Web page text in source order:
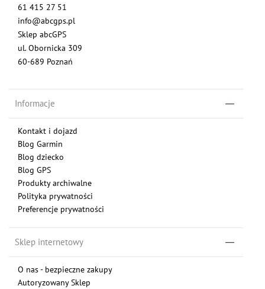
61 415 27 51
info@abcgps.pl
Sklep abcGPS
ul. Obornicka 309
60-689 Poznań
Informacje
Kontakt i dojazd
Blog Garmin
Blog dziecko
Blog GPS
Produkty archiwalne
Polityka prywatności
Preferencje prywatności
Sklep internetowy
O nas - bezpieczne zakupy
Autoryzowany Sklep